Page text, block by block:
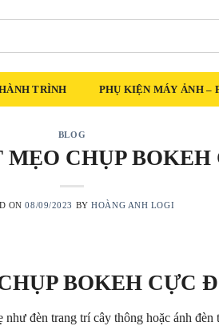
TRÌNH PHỤ KIỆN MÁY ẢNH –
BLOG
CHỤP
ON08/09/2023 BYHOÀNG ANH LOGI
BOKEH CỰC
đèn trang trí cây thông hoặc ánh